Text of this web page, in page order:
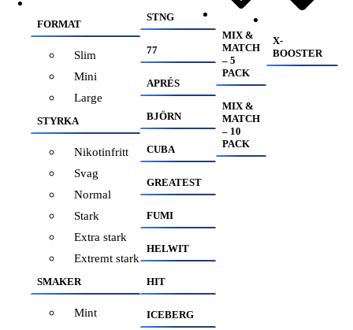
FORMAT
Slim
Mini
Large
STYRKA
Nikotinfritt
Svag
Normal
Stark
Extra stark
Extremt stark
SMAKER
Mint
STNG
77
APRÉS
BJÖRN
CUBA
GREATEST
FUMI
HELWIT
HIT
ICEBERG
MIX &
MATCH
– 5
PACK
MIX &
MATCH
– 10
PACK
X-
BOOSTER